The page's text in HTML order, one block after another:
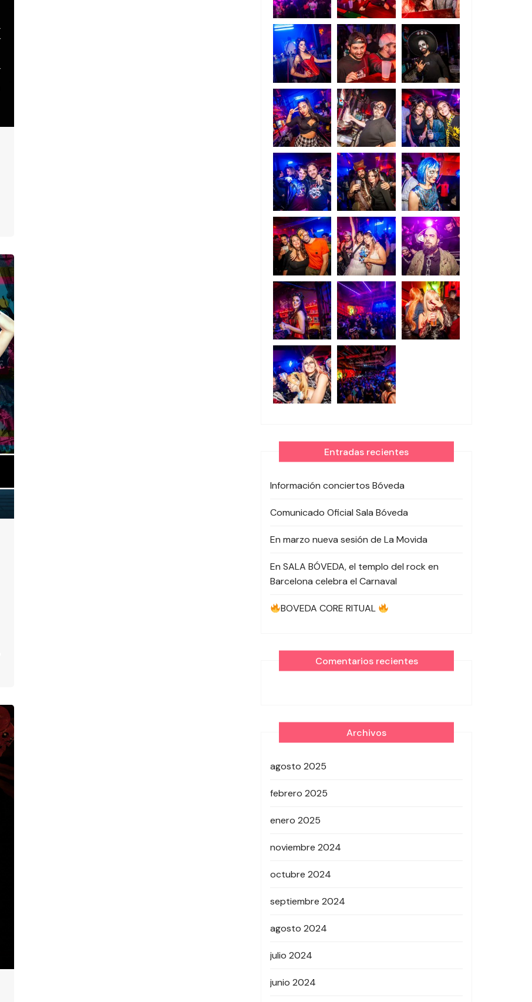
Entradas recientes
Información conciertos Bóveda
Comunicado Oficial Sala Bóveda
En marzo nueva sesión de La Movida
En SALA BÓVEDA, el templo del rock en
Barcelona celebra el Carnaval
BOVEDA CORE RITUAL
Comentarios recientes
Archivos
agosto 2025
febrero 2025
enero 2025
noviembre 2024
octubre 2024
septiembre 2024
agosto 2024
julio 2024
junio 2024